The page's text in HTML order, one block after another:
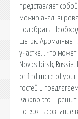
представляет
можно
подобрать.
щеток. Ароматные
участке… Что может
Novosibirsk,
or find more of your
гостей и
Каково это –
потерять сознание